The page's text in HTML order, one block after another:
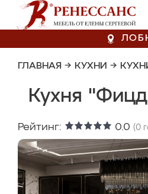
ГЛАВНАЯ → КУХНИ →
Кухня
Рейтинг: 0.0 (0